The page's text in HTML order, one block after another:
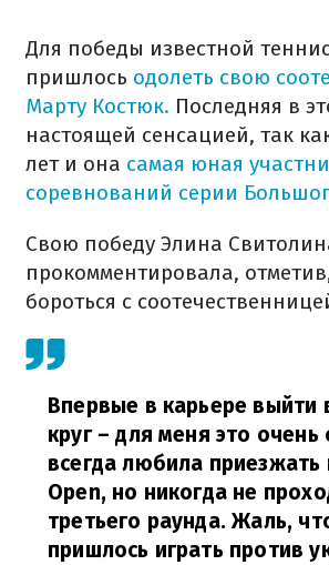
Для победы известной
пришлось одолеть свою
Марту Костюк. Последняя в
настоящей сенсацией, так
лет и она самая юная
соревнований серии
Свою победу Элина
прокомментировала,
бороться с
Впервые в карьере выйти
круг – для меня это
всегда любила
Open, но никогда не
третьего раунда. Жаль,
пришлось играть против